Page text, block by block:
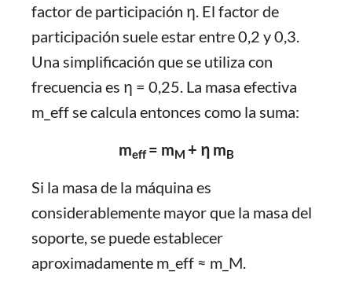
factor de participación η. El factor de
participación suele estar entre 0,2 y 0,3.
Una simplificación que se utiliza con
frecuencia es η = 0,25. La masa efectiva
m_eff se calcula entonces como la suma:
meff= mM + η mB
Si la masa de la máquina es
considerablemente mayor que la masa del
soporte, se puede establecer
aproximadamente m_eff ≈ m_M.